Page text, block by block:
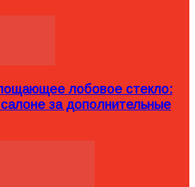
лобовое стекло:
за дополнительные